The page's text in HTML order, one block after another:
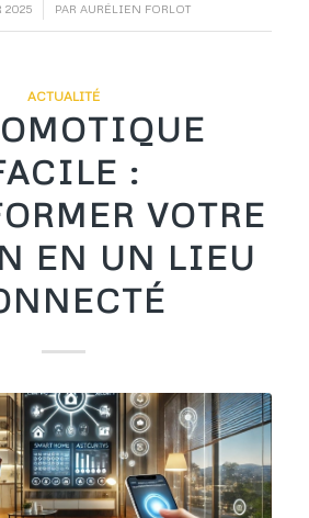
2025 PAR AURÉLIEN FORLOT
ACTUALITÉ
:
VOTRE
EN UN LIEU